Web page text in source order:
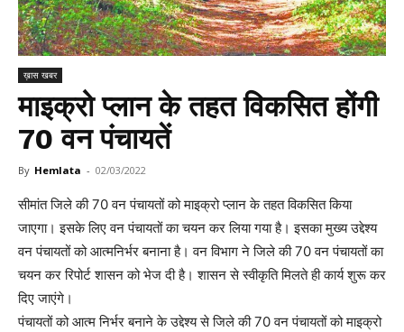
ख़ास खबर
माइक्रो प्लान के तहत विकसित होंगी
70 वन पंचायतें
By Hemlata - 02/03/2022
सीमांत जिले की 70 वन पंचायतों को माइक्रो प्लान के तहत विकसित किया
जाएगा। इसके लिए वन पंचायतों का चयन कर लिया गया है। इसका मुख्य उद्देश्य
वन पंचायतों को आत्मनिर्भर बनाना है। वन विभाग ने जिले की 70 वन पंचायतों का
चयन कर रिपोर्ट शासन को भेज दी है। शासन से स्वीकृति मिलते ही कार्य शुरू कर
दिए जाएंगे।
पंचायतों को आत्म निर्भर बनाने के उद्देश्य से जिले की 70 वन पंचायतों को माइक्रो